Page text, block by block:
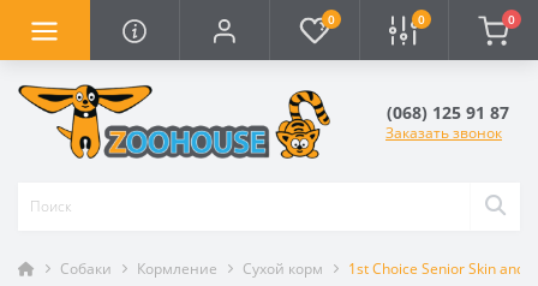
0 0 0
(068) 125 91 87
Заказать звонок
Собаки Кормление Сухой корм 1st Choice Senior Skin